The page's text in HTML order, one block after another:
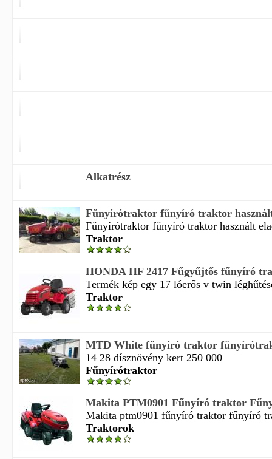
Alkatrész
Fűnyírótraktor fűnyíró traktor
Fűnyírótraktor fűnyíró traktor használt
Traktor
HONDA HF 2417 Fűgyűjtős fűnyíró
Termék kép egy 17 lóerős v twin
Traktor
MTD White fűnyíró traktor
14 28 dísznövény kert 250 000
Fűnyírótraktor
Makita PTM0901 Fűnyíró traktor
Makita ptm0901 fűnyíró traktor fűnyíró
Traktorok